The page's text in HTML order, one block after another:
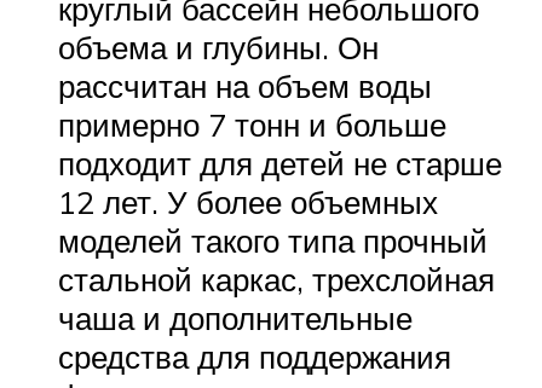
круглый бассейн небольшого
объема и глубины. Он
рассчитан на объем воды
примерно 7 тонн и больше
подходит для детей не старше
12 лет. У более объемных
моделей такого типа прочный
стальной каркас, трехслойная
чаша и дополнительные
средства для поддержания